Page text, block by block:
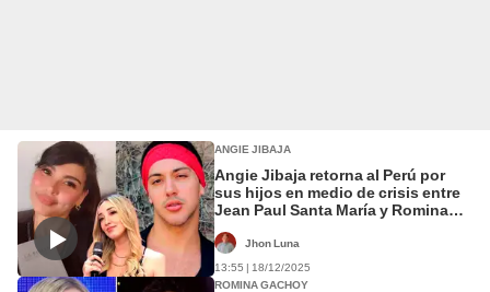
ANGIE JIBAJA
Angie Jibaja retorna al Perú por
sus hijos en medio de crisis entre
Jean Paul Santa María y Romina
Jhon Luna
13:55 | 18/12/2025
ROMINA GACHOY